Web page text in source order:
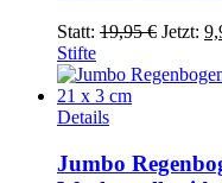
Statt: 19,95€
war:
Jetzt:
Stifte
Details
Jumbo